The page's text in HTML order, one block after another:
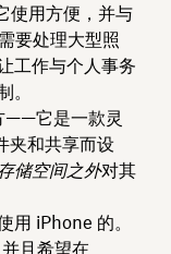
使用方便，并与
要处理大型照
工作与个人事务
。
——它是一款灵
夹和共享而设
储空间之外对其
用 iPhone 的。
且希望在